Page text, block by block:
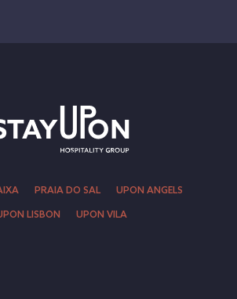
PRAIA DO SAL UPON ANGELS
LISBON UPON VILA